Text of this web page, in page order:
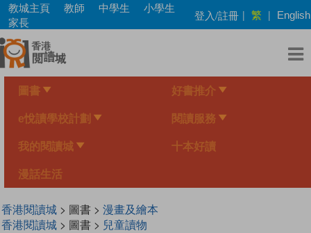
Skip
main
content
教城主頁 教師 中學生
小學生
家長
登入/註冊 | 繁 | English
圖書 好書推介
e悅讀學校計劃 閱讀服務
我的閱讀城 十本好讀
漫話生活
香港閱讀城> 圖書 > 漫畫及繪本
香港閱讀城> 圖書 > 兒童讀物